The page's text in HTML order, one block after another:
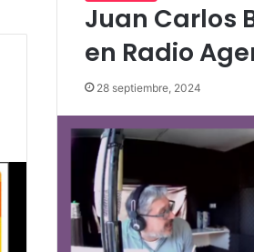
Juan Carlos
en Radio
28 septiembre, 2024